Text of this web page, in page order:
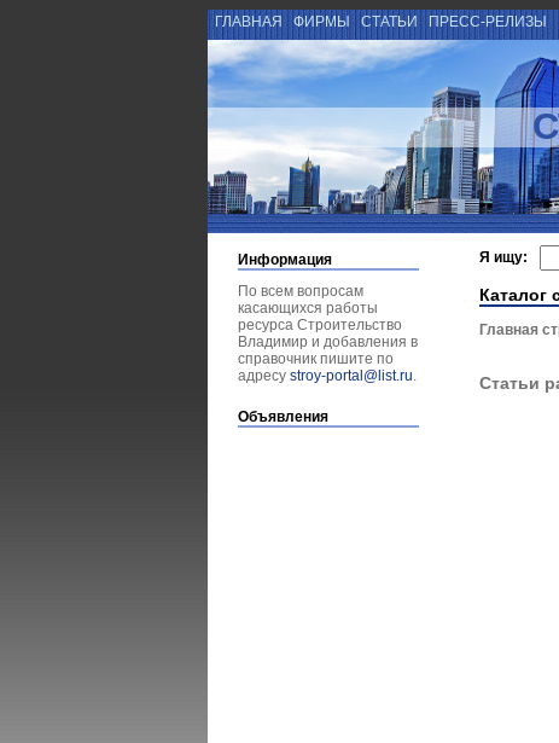
ГЛАВНАЯ ФИРМЫ СТАТЬИ ПРЕСС-РЕЛИЗЫ
Информация
По всем вопросам
касающихся работы
ресурса Строительство
Владимир и добавления в
справочник пишите по
адресу stroy-portal@list.ru.
Объявления
Я ищу:
Каталог
Главная
Статьи